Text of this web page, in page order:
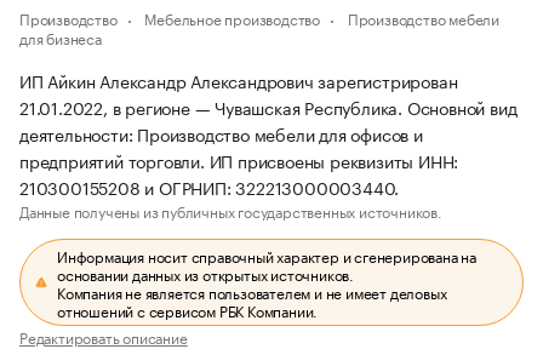
Производство Мебельное производство
Производство мебели
для бизнеса
ИП Айкин Александр Александрович зарегистрирован
21.01.2022, в регионе — Чувашская Республика. Основной вид
деятельности: Производство мебели для офисов и
предприятий торговли. ИП присвоены реквизиты ИНН:
210300155208 и ОГРНИП: 322213000003440.
Данные получены из публичных государственных источников.
Информация носит справочный характер и сгенерирована на
основании данных из открытых источников.
Компания не является пользователем и не имеет деловых
отношений с сервисом РБК Компании.
Редактировать описание